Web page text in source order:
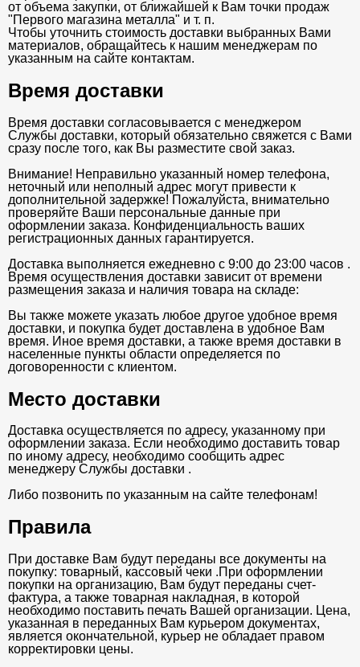
от объема закупки, от ближайшей к Вам точки продаж
"Первого магазина металла" и т. п.
Чтобы уточнить стоимость доставки выбранных Вами
материалов, обращайтесь к нашим менеджерам по
указанным на сайте контактам.
Время доставки
Время доставки согласовывается с менеджером
Службы доставки, который обязательно свяжется с Вами
сразу после того, как Вы разместите свой заказ.
Внимание! Неправильно указанный номер телефона,
неточный или неполный адрес могут привести к
дополнительной задержке! Пожалуйста, внимательно
проверяйте Ваши персональные данные при
оформлении заказа. Конфиденциальность ваших
регистрационных данных гарантируется.
Доставка выполняется ежедневно с 9:00 до 23:00 часов .
Время осуществления доставки зависит от времени
размещения заказа и наличия товара на складе:
Вы также можете указать любое другое удобное время
доставки, и покупка будет доставлена в удобное Вам
время. Иное время доставки, а также время доставки в
населенные пункты области определяется по
договоренности с клиентом.
Место доставки
Доставка осуществляется по адресу, указанному при
оформлении заказа. Если необходимо доставить товар
по иному адресу, необходимо сообщить адрес
менеджеру Службы доставки .
Либо позвонить по указанным на сайте телефонам!
Правила
При доставке Вам будут переданы все документы на
покупку: товарный, кассовый чеки .При оформлении
покупки на организацию, Вам будут переданы счет-
фактура, а также товарная накладная, в которой
необходимо поставить печать Вашей организации. Цена,
указанная в переданных Вам курьером документах,
является окончательной, курьер не обладает правом
корректировки цены.